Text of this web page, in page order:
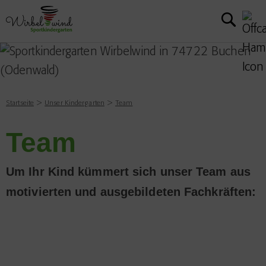
Startseite Unser Kindergarten Team
Team
Um Ihr Kind kümmert sich unser Team aus
motivierten und ausgebildeten Fachkräften: